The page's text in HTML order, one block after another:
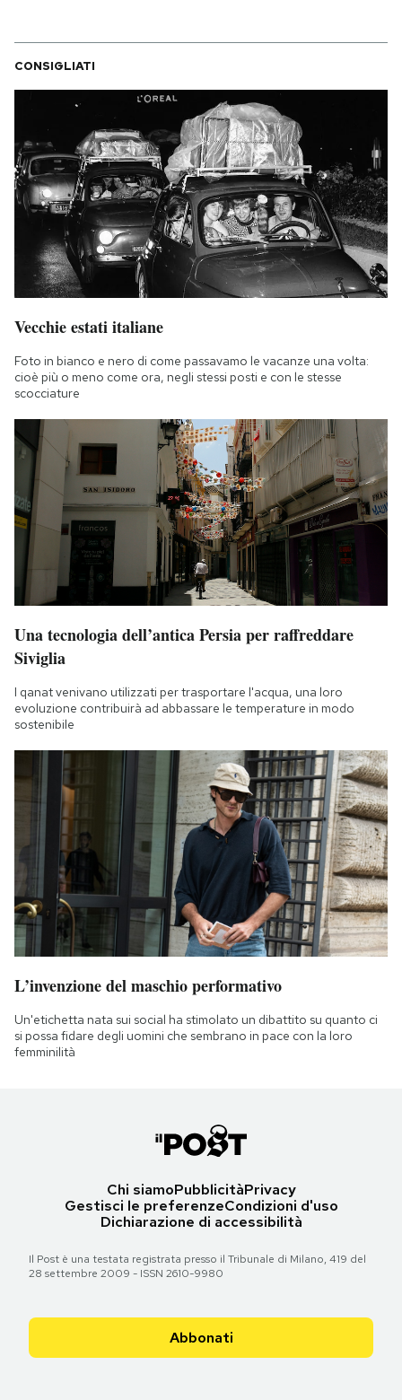
CONSIGLIATI
Vecchie estati italiane
Foto in bianco e nero di come passavamo le vacanze una volta:
cioè più o meno come ora, negli stessi posti e con le stesse
scocciature
Una tecnologia dell’antica Persia per raffreddare
Siviglia
I qanat venivano utilizzati per trasportare l'acqua, una loro
evoluzione contribuirà ad abbassare le temperature in modo
sostenibile
L’invenzione del maschio performativo
Un'etichetta nata sui social ha stimolato un dibattito su quanto ci
si possa fidare degli uomini che sembrano in pace con la loro
femminilità
Chi siamoPubblicitàPrivacy
Gestisci le preferenzeCondizioni d'uso
Dichiarazione di accessibilità
Il Post è una testata registrata presso il Tribunale di Milano, 419 del
28 settembre 2009 - ISSN 2610-9980
Abbonati